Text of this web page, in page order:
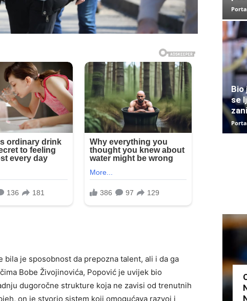
je sposobnost da prepozna talent, ali i da ga
Bobe Živojinovića, Popović je uvijek bio
dugoročne strukture koja ne zavisi od trenutnih
on je stvorio sistem koji omogućava razvoj i
Bio
se